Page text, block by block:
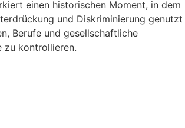
einen historischen Moment, in dem
und Diskriminierung genutzt
Berufe und gesellschaftliche
zu kontrollieren.